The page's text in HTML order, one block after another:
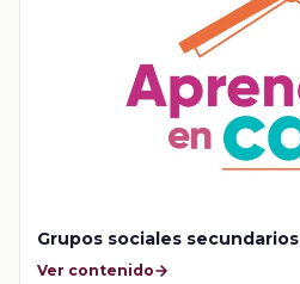
Grupos sociales secundarios
Ver contenido